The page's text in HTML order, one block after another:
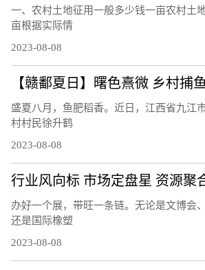
一、农村土地征用一般多少钱一亩农村土
亩根据实际情
2023-08-08
【赣鄱夏日】曙色熹微 乡村捕
盛夏八月，鱼肥稻香。近日，江西省九江
村村民徐升鹤
2023-08-08
办好一个展，带旺一条链。无论是文博会
还是国际橡塑
2023-08-08